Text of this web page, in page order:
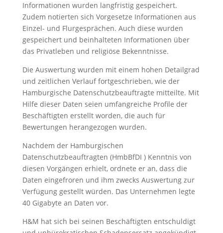
Informationen wurden langfristig gespeichert.
Zudem notierten sich Vorgesetze Informationen aus
Einzel- und Flurgesprächen. Auch diese wurden
gespeichert und beinhalteten Informationen über
das Privatleben und religiöse Bekenntnisse.
Die Auswertung wurden mit einem hohen Detailgrad
und zeitlichen Verlauf fortgeschrieben, wie der
Hamburgische Datenschutzbeauftragte mitteilte. Mit
Hilfe dieser Daten seien umfangreiche Profile der
Beschäftigten erstellt worden, die auch für
Bewertungen herangezogen wurden.
Nachdem der Hamburgischen
Datenschutzbeauftragten (HmbBfDI ) Kenntnis von
diesen Vorgängen erhielt, ordnete er an, dass die
Daten eingefroren und ihm zwecks Auswertung zur
Verfügung gestellt würden. Das Unternehmen legte
40 Gigabyte an Daten vor.
H&M hat sich bei seinen Beschäftigten entschuldigt